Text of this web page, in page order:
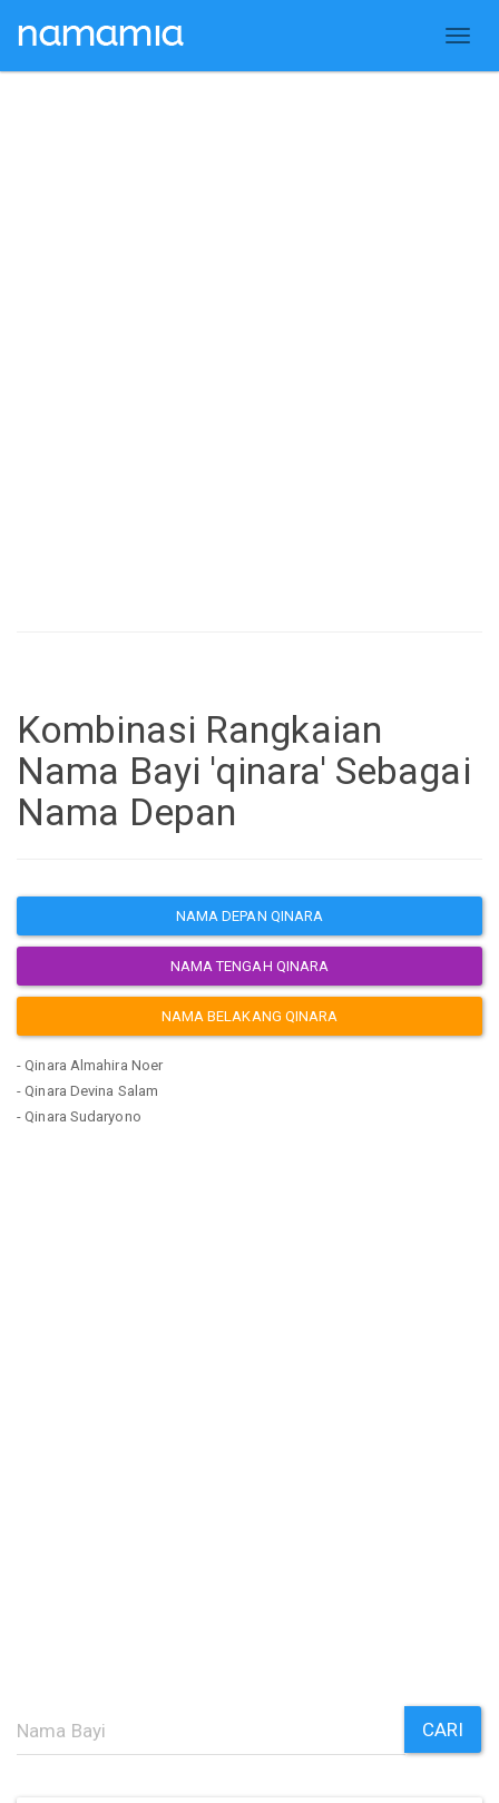
Kombinasi Rangkaian
Nama Bayi 'qinara' Sebagai
Nama Depan
NAMA DEPAN QINARA
NAMA TENGAH QINARA
NAMA BELAKANG QINARA
- Qinara Almahira Noer
- Qinara Devina Salam
- Qinara Sudaryono
CARI